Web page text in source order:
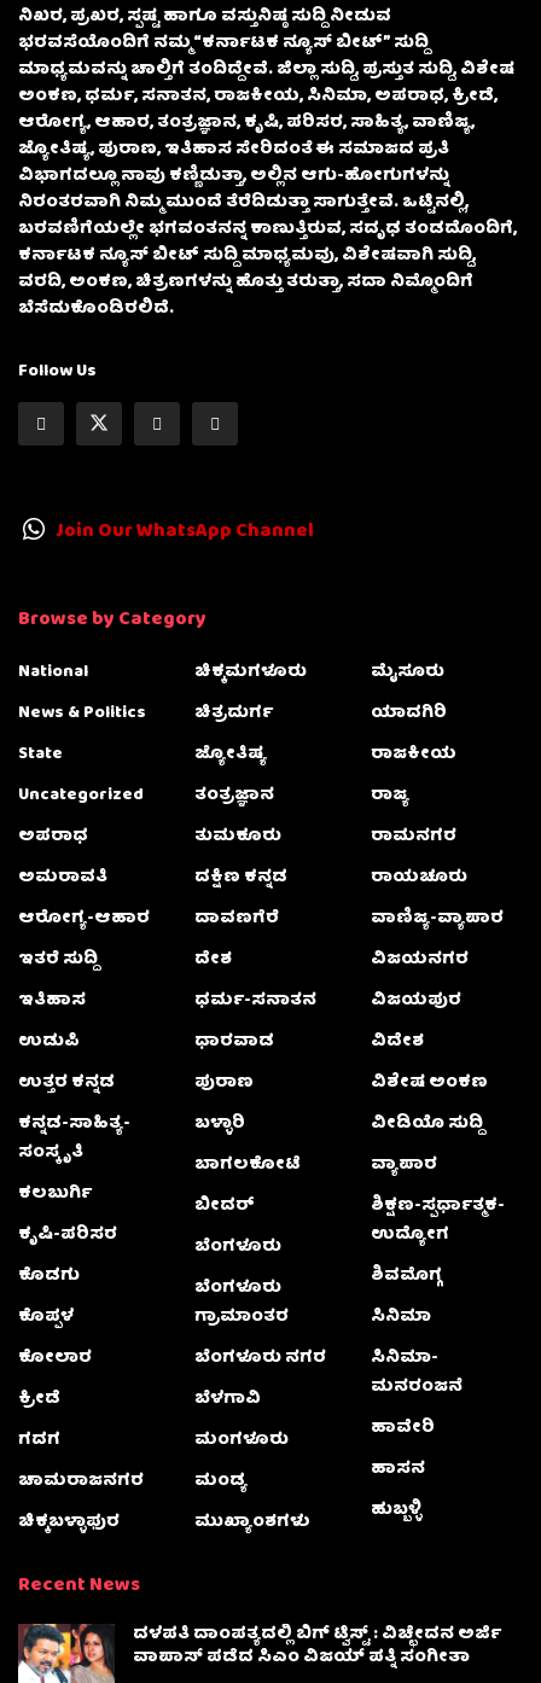
ನಿಖರ, ಪ್ರಖರ, ಸ್ಪಷ್ಟ ಹಾಗೂ ವಸ್ತುನಿಷ್ಠ ಸುದ್ದಿ ನೀಡುವ
ಭರವಸೆಯೊಂದಿಗೆ ನಮ್ಮ “ಕರ್ನಾಟಕ ನ್ಯೂಸ್ ಬೀಟ್” ಸುದ್ದಿ
ಮಾಧ್ಯಮವನ್ನು ಚಾಲ್ತಿಗೆ ತಂದಿದ್ದೇವೆ. ಜಿಲ್ಲಾ ಸುದ್ದಿ, ಪ್ರಸ್ತುತ ಸುದ್ದಿ, ವಿಶೇಷ
ಅಂಕಣ, ಧರ್ಮ, ಸನಾತನ, ರಾಜಕೀಯ, ಸಿನಿಮಾ, ಅಪರಾಧ, ಕ್ರೀಡೆ,
ಆರೋಗ್ಯ, ಆಹಾರ, ತಂತ್ರಜ್ಞಾನ, ಕೃಷಿ, ಪರಿಸರ, ಸಾಹಿತ್ಯ, ವಾಣಿಜ್ಯ,
ಜ್ಯೋತಿಷ್ಯ, ಪುರಾಣ, ಇತಿಹಾಸ ಸೇರಿದಂತೆ ಈ ಸಮಾಜದ ಪ್ರತಿ
ವಿಭಾಗದಲ್ಲೂ ನಾವು ಕಣ್ಣಿಡುತ್ತಾ, ಅಲ್ಲಿನ ಆಗು-ಹೋಗುಗಳನ್ನು
ನಿರಂತರವಾಗಿ ನಿಮ್ಮ ಮುಂದೆ ತೆರೆದಿಡುತ್ತಾ ಸಾಗುತ್ತೇವೆ. ಒಟ್ಟಿನಲ್ಲಿ,
ಬರವಣಿಗೆಯಲ್ಲೇ ಭಗವಂತನನ್ನ ಕಾಣುತ್ತಿರುವ, ಸದೃಢ ತಂಡದೊಂದಿಗೆ,
ಕರ್ನಾಟಕ ನ್ಯೂಸ್ ಬೀಟ್ ಸುದ್ದಿ ಮಾಧ್ಯಮವು, ವಿಶೇಷವಾಗಿ ಸುದ್ದಿ,
ವರದಿ, ಅಂಕಣ, ಚಿತ್ರಣಗಳನ್ನು ಹೊತ್ತು ತರುತ್ತಾ, ಸದಾ ನಿಮ್ಮೊಂದಿಗೆ
ಬೆಸೆದುಕೊಂಡಿರಲಿದೆ.
Follow Us
Join Our WhatsApp Channel
Browse by Category
National
News & Politics
State
Uncategorized
ಅಪರಾಧ
ಅಮರಾವತಿ
ಆರೋಗ್ಯ-ಆಹಾರ
ಇತರೆ ಸುದ್ದಿ
ಇತಿಹಾಸ
ಉಡುಪಿ
ಉತ್ತರ ಕನ್ನಡ
ಕನ್ನಡ-ಸಾಹಿತ್ಯ-
ಸಂಸ್ಕೃತಿ
ಕಲಬುರ್ಗಿ
ಕೃಷಿ-ಪರಿಸರ
ಕೊಡಗು
ಕೊಪ್ಪಳ
ಕೋಲಾರ
ಕ್ರೀಡೆ
ಗದಗ
ಚಾಮರಾಜನಗರ
ಚಿಕ್ಕಬಳ್ಳಾಫುರ
ಚಿಕ್ಕಮಗಳೂರು
ಚಿತ್ರದುರ್ಗ
ಜ್ಯೋತಿಷ್ಯ
ತಂತ್ರಜ್ಞಾನ
ತುಮಕೂರು
ದಕ್ಷಿಣ ಕನ್ನಡ
ದಾವಣಗೆರೆ
ದೇಶ
ಧರ್ಮ-ಸನಾತನ
ಧಾರವಾಡ
ಪುರಾಣ
ಬಳ್ಳಾರಿ
ಬಾಗಲಕೋಟೆ
ಬೀದರ್
ಬೆಂಗಳೂರು
ಬೆಂಗಳೂರು
ಗ್ರಾಮಾಂತರ
ಬೆಂಗಳೂರು ನಗರ
ಬೆಳಗಾವಿ
ಮಂಗಳೂರು
ಮಂಡ್ಯ
ಮುಖ್ಯಾಂಶಗಳು
ಮೈಸೂರು
ಯಾದಗಿರಿ
ರಾಜಕೀಯ
ರಾಜ್ಯ
ರಾಮನಗರ
ರಾಯಚೂರು
ವಾಣಿಜ್ಯ-ವ್ಯಾಪಾರ
ವಿಜಯನಗರ
ವಿಜಯಪುರ
ವಿದೇಶ
ವಿಶೇಷ ಅಂಕಣ
ವೀಡಿಯೊ ಸುದ್ದಿ
ವ್ಯಾಪಾರ
ಶಿಕ್ಷಣ-ಸ್ಪರ್ಧಾತ್ಮಕ-
ಉದ್ಯೋಗ
ಶಿವಮೊಗ್ಗ
ಸಿನಿಮಾ
ಸಿನಿಮಾ-
ಮನರಂಜನೆ
ಹಾವೇರಿ
ಹಾಸನ
ಹುಬ್ಬಳ್ಳಿ
Recent News
ದಳಪತಿ ದಾಂಪತ್ಯದಲ್ಲಿ ಬಿಗ್ ಟ್ವಿಸ್ಟ್ : ವಿಚ್ಛೇದನ ಅರ್ಜಿ
ವಾಪಾಸ್‌ ಪಡೆದ ಸಿಎಂ ವಿಜಯ್ ಪತ್ನಿ ಸಂಗೀತಾ‌